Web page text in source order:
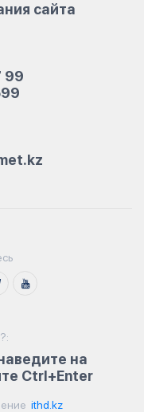
99
сайта
на
Ctrl+Enter
ithd.kz